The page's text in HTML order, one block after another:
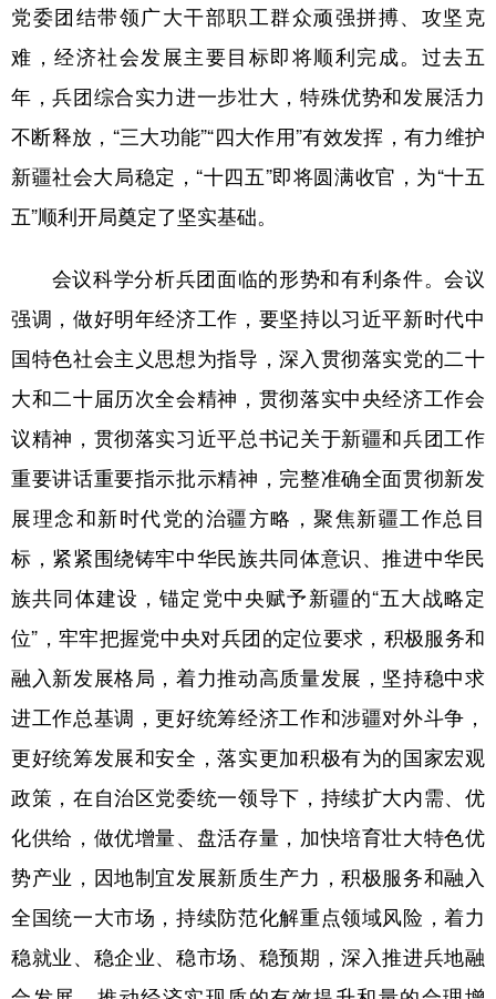
党委团结带领广大干部职工群众顽强拼搏、攻坚克
难，经济社会发展主要目标即将顺利完成。过去五
年，兵团综合实力进一步壮大，特殊优势和发展活力
不断释放，“三大功能”“四大作用”有效发挥，有力维护
新疆社会大局稳定，“十四五”即将圆满收官，为“十五
五”顺利开局奠定了坚实基础。
会议科学分析兵团面临的形势和有利条件。会议
强调，做好明年经济工作，要坚持以习近平新时代中
国特色社会主义思想为指导，深入贯彻落实党的二十
大和二十届历次全会精神，贯彻落实中央经济工作会
议精神，贯彻落实习近平总书记关于新疆和兵团工作
重要讲话重要指示批示精神，完整准确全面贯彻新发
展理念和新时代党的治疆方略，聚焦新疆工作总目
标，紧紧围绕铸牢中华民族共同体意识、推进中华民
族共同体建设，锚定党中央赋予新疆的“五大战略定
位”，牢牢把握党中央对兵团的定位要求，积极服务和
融入新发展格局，着力推动高质量发展，坚持稳中求
进工作总基调，更好统筹经济工作和涉疆对外斗争，
更好统筹发展和安全，落实更加积极有为的国家宏观
政策，在自治区党委统一领导下，持续扩大内需、优
化供给，做优增量、盘活存量，加快培育壮大特色优
势产业，因地制宜发展新质生产力，积极服务和融入
全国统一大市场，持续防范化解重点领域风险，着力
稳就业、稳企业、稳市场、稳预期，深入推进兵地融